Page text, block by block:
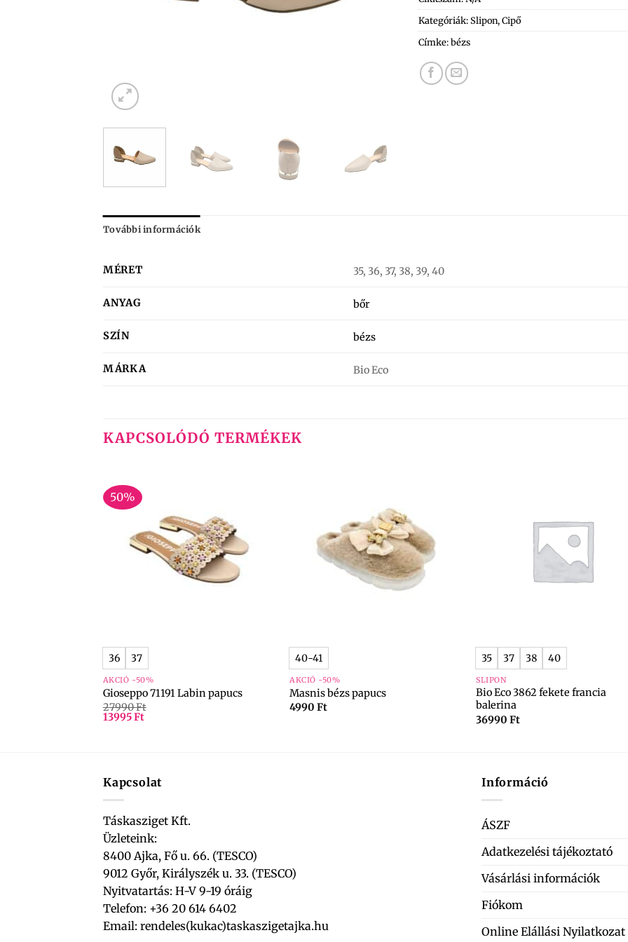
Kategóriák:Slipon,Cipő
Címke:bézs
További információk
MÉRET 35, 36, 37, 38, 39, 40
ANYAG bőr
SZÍN bézs
MÁRKA Bio Eco
KAPCSOLÓDÓ TERMÉKEK
50%
36 37
AKCIÓ -50%
Gioseppo 71191 Labin papucs
27990Ft
13995Ft
40-41
AKCIÓ -50%
Masnis bézs papucs
4990Ft
35 37 38 40
SLIPON
Bio Eco 3862 fekete francia
balerina
36990Ft
Kapcsolat
Táskasziget Kft.
Üzleteink:
8400 Ajka, Fő u. 66. (TESCO)
9012 Győr, Királyszék u. 33. (TESCO)
Nyitvatartás: H-V 9-19 óráig
Telefon: +36 20 614 6402
Email: rendeles(kukac)taskaszigetajka.hu
Információ
ÁSZF
Adatkezelési tájékoztató
Vásárlási információk
Fiókom
Online Elállási Nyilatkozat